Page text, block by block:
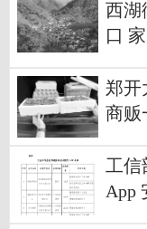
西湖
口
郑开
商贩
工信
App